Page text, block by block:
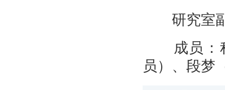
研究室副
成员：程
员）、段梦